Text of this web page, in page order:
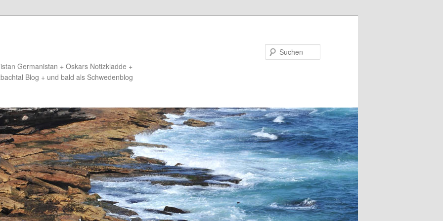
Germanistan + Oskars Notizkladde +
Blog + und bald als Schwedenblog